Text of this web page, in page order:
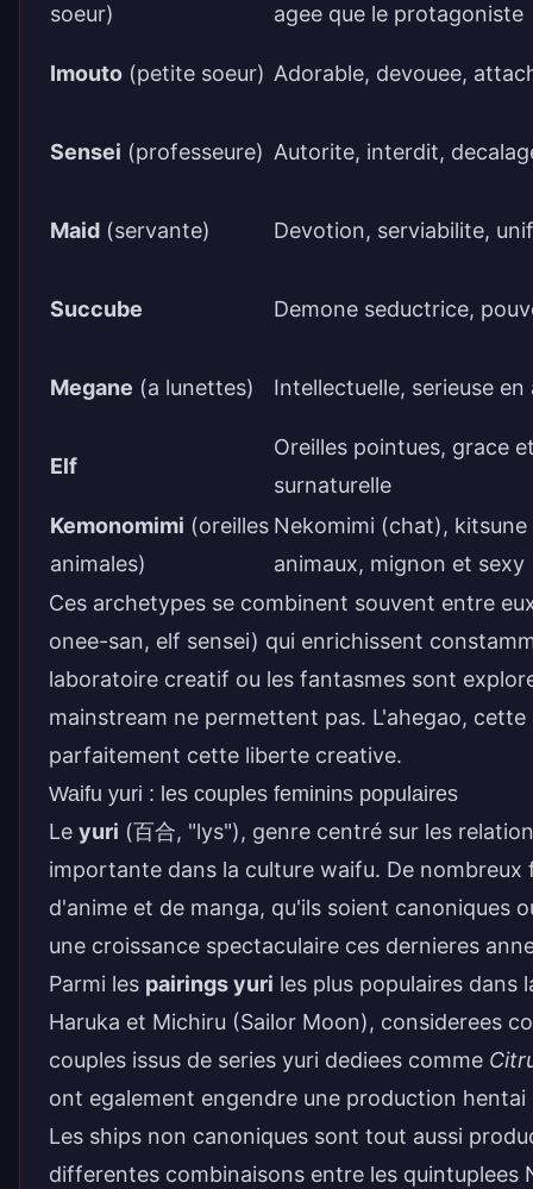
soeur)
agee que le protagoniste
Imouto (petite soeur) Adorable, devouee,
Sensei (professeure) Autorite, interdit,
Maid (servante) Devotion, serviabilite,
Succube Demone seductrice,
Megane (a lunettes) Intellectuelle, serieuse
Elf
Oreilles pointues, grace
surnaturelle
Kemonomimi (oreilles
animales)
Nekomimi (chat),
animaux, mignon et sexy
Ces archetypes se combinent souvent entre
onee-san, elf sensei) qui enrichissent
laboratoire creatif ou les fantasmes sont
mainstream ne permettent pas. L'ahegao, cette
parfaitement cette liberte creative.
Waifu yuri : les couples feminins populaires
Le yuri (百合, "lys"), genre centré sur les
importante dans la culture waifu. De
d'anime et de manga, qu'ils soient canoniques
une croissance spectaculaire ces dernieres
Parmi les pairings yuri les plus populaires
Haruka et Michiru (Sailor Moon), considerees
couples issus de series yuri dediees comme
ont egalement engendre une production hentai
Les ships non canoniques sont tout aussi
differentes combinaisons entre les